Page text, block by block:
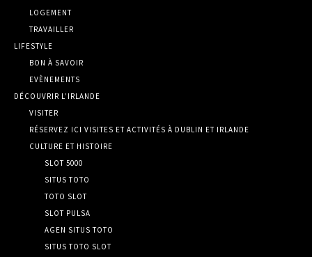
LOGEMENT
TRAVAILLER
LIFESTYLE
BON À SAVOIR
EVÈNEMENTS
DÉCOUVRIR L’IRLANDE
VISITER
RÉSERVEZ ICI VISITES ET ACTIVITÉS À DUBLIN ET IRLANDE
CULTURE ET HISTOIRE
SLOT 5000
SITUS TOTO
TOTO SLOT
SLOT PULSA
AGEN SITUS TOTO
SITUS TOTO SLOT